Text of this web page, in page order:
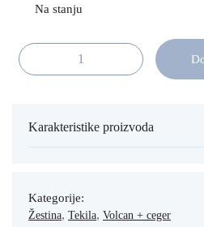
Volcan De Mi Tierra X.A 70cl
Karakteristike proizvoda
Kategorije:
Žestina, Tekila, Volcan + ceger